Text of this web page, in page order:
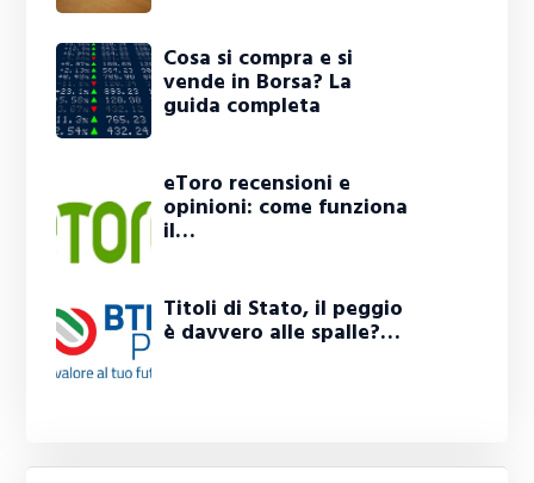
Cosa si compra e si
vende in Borsa? La
guida completa
eToro recensioni e
opinioni: come funziona
il…
Titoli di Stato, il peggio
è davvero alle spalle?…